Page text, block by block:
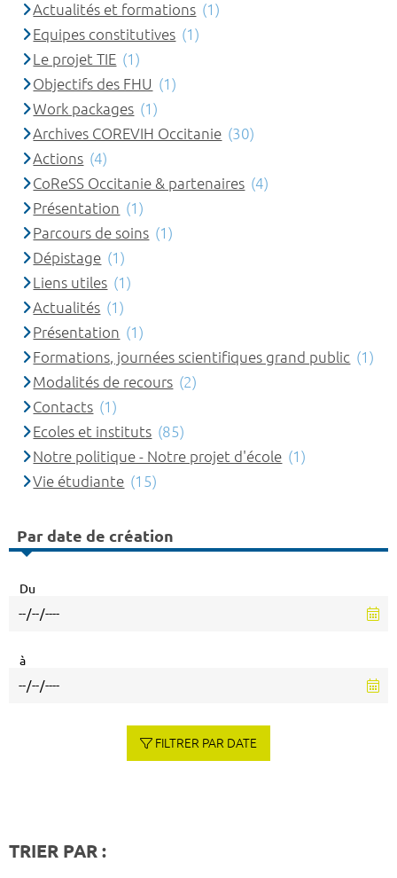
Actualités et formations (1)
Equipes constitutives (1)
Le projet TIE (1)
Objectifs des FHU (1)
Work packages (1)
Archives COREVIH Occitanie (30)
Actions (4)
CoReSS Occitanie & partenaires (4)
Présentation (1)
Parcours de soins (1)
Dépistage (1)
Liens utiles (1)
Actualités (1)
Présentation (1)
Formations, journées scientifiques grand public (1)
Modalités de recours (2)
Contacts (1)
Ecoles et instituts (85)
Notre politique - Notre projet d'école (1)
Vie étudiante (15)
Par date de création
Du
à
FILTRER PAR DATE
TRIER PAR :